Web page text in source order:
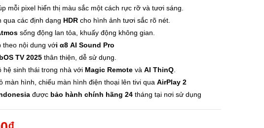
mỗi pixel hiển thị màu sắc một cách rực rỡ và tươi sáng.
các định dạng HDRcho hình ảnh tươi sắc rõ nét.
sống động lan tỏa, khuấy động không gian.
theo nội dung với α8 AI Sound Pro
TV 2025 thân thiện, dễ sử dụng.
hệ sinh thái trong nhà với Magic Remotevà AI ThinQ.
màn hình, chiếu màn hình điện thoại lên tivi qua AirPlay 2
được bảo hành chính hãng 24tháng tại nơi sử dụng